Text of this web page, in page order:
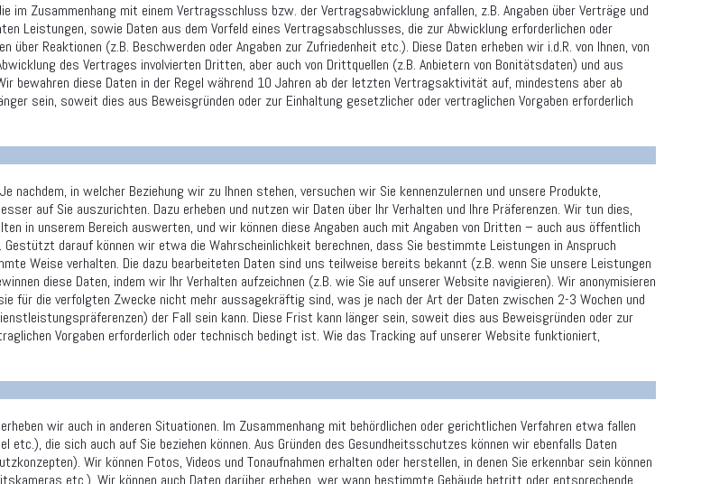
im Zusammenhang mit einem Vertragsschluss bzw. der Vertragsabwicklung anfallen, z.B. Angaben über Verträge und
Leistungen, sowie Daten aus dem Vorfeld eines Vertragsabschlusses, die zur Abwicklung erforderlichen oder
über Reaktionen (z.B. Beschwerden oder Angaben zur Zufriedenheit etc.). Diese Daten erheben wir i.d.R. von Ihnen, von
des Vertrages involvierten Dritten, aber auch von Drittquellen (z.B. Anbietern von Bonitätsdaten) und aus
bewahren diese Daten in der Regel während 10 Jahren ab der letzten Vertragsaktivität auf, mindestens aber ab
sein, soweit dies aus Beweisgründen oder zur Einhaltung gesetzlicher oder vertraglichen Vorgaben erforderlich
nachdem, in welcher Beziehung wir zu Ihnen stehen, versuchen wir Sie kennenzulernen und unsere Produkte,
auf Sie auszurichten. Dazu erheben und nutzen wir Daten über Ihr Verhalten und Ihre Präferenzen. Wir tun dies,
in unserem Bereich auswerten, und wir können diese Angaben auch mit Angaben von Dritten – auch aus öffentlich
Gestützt darauf können wir etwa die Wahrscheinlichkeit berechnen, dass Sie bestimmte Leistungen in Anspruch
Weise verhalten. Die dazu bearbeiteten Daten sind uns teilweise bereits bekannt (z.B. wenn Sie unsere Leistungen
diese Daten, indem wir Ihr Verhalten aufzeichnen (z.B. wie Sie auf unserer Website navigieren). Wir anonymisieren
für die verfolgten Zwecke nicht mehr aussagekräftig sind, was je nach der Art der Daten zwischen 2-3 Wochen und
der Fall sein kann. Diese Frist kann länger sein, soweit dies aus Beweisgründen oder zur
Vorgaben erforderlich oder technisch bedingt ist. Wie das Tracking auf unserer Website funktioniert,
wir auch in anderen Situationen. Im Zusammenhang mit behördlichen oder gerichtlichen Verfahren etwa fallen
etc.), die sich auch auf Sie beziehen können. Aus Gründen des Gesundheitsschutzes können wir ebenfalls Daten
Wir können Fotos, Videos und Tonaufnahmen erhalten oder herstellen, in denen Sie erkennbar sein können
etc.). Wir können auch Daten darüber erheben, wer wann bestimmte Gebäude betritt oder entsprechende